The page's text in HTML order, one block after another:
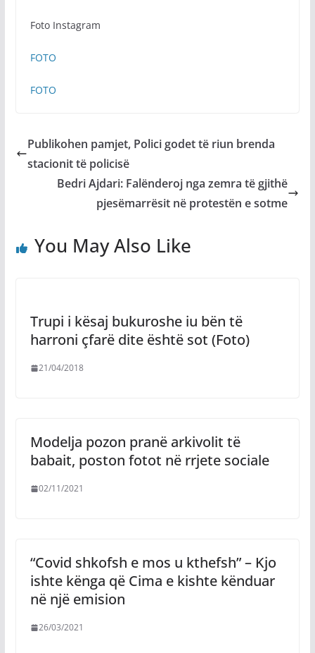
Foto Instagram
FOTO
FOTO
Publikohen pamjet, Polici godet të riun brenda
stacionit të policisë
Bedri Ajdari: Falënderoj nga zemra të gjithë
pjesëmarrësit në protestën e sotme
You May Also Like
Trupi i kësaj bukuroshe iu bën të
harroni çfarë dite është sot (Foto)
21/04/2018
Modelja pozon pranë arkivolit të
babait, poston fotot në rrjete sociale
02/11/2021
“Covid shkofsh e mos u kthefsh” – Kjo
ishte kënga që Cima e kishte kënduar
në një emision
26/03/2021